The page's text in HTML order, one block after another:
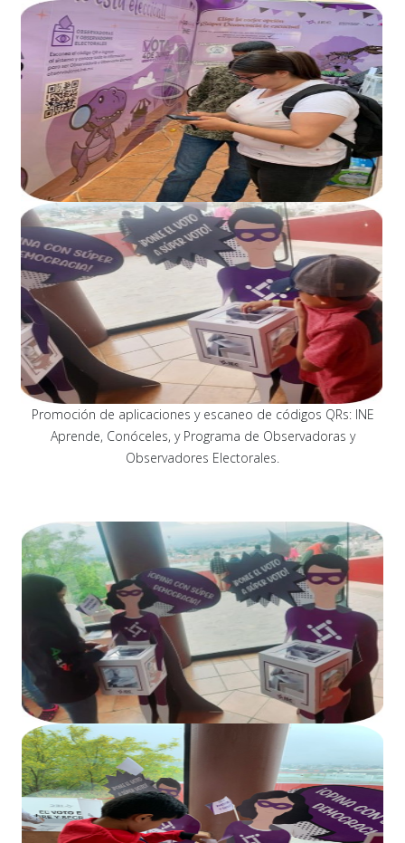
Promoción de aplicaciones y escaneo de códigos QRs: INE
Aprende, Conóceles, y Programa de Observadoras y
Observadores Electorales.